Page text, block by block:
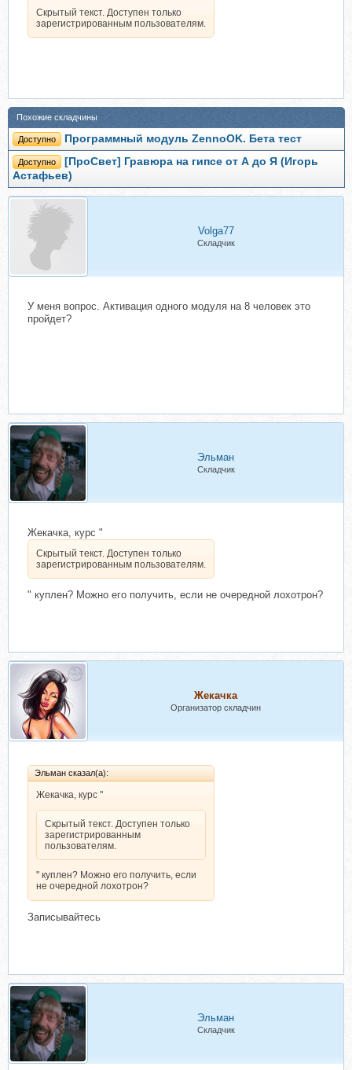
Скрытый текст. Доступен только
зарегистрированным пользователям.
Похожие складчины
Доступно Программный модуль ZennoOK. Бета тест
Доступно
[ПроСвет] Гравюра на гипсе от А до Я (Игорь
Астафьев)
Volga77
Складчик
У меня вопрос. Активация одного модуля на 8 человек это
пройдет?
Эльман
Складчик
Жекачка, курс "
Скрытый текст. Доступен только
зарегистрированным пользователям.
" куплен? Можно его получить, если не очередной лохотрон?
Жекачка
Организатор складчин
Эльман сказал(а):
Жекачка, курс "
Скрытый текст. Доступен только
зарегистрированным
пользователям.
" куплен? Можно его получить, если
не очередной лохотрон?
Записывайтесь
Эльман
Складчик